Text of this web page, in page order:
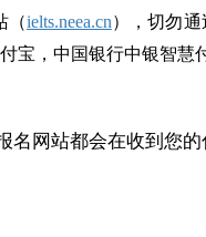
（ielts.neea.cn），切勿
宝，中国银行中银智慧
网站都会在收到您